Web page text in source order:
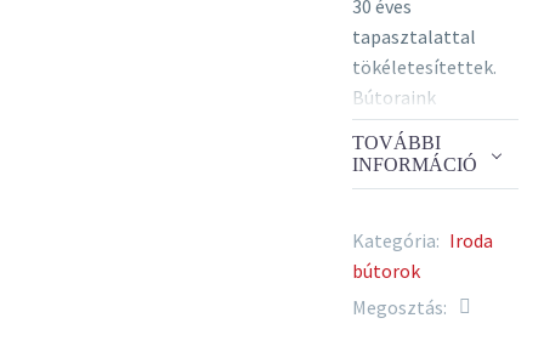
30 éves
tapasztalattal
tökéletesítettek.
Bútoraink
korszerű
gépsorokon, a
környezetvédelmi
maximális
betartása
mellett
TOVÁBBI
INFORMÁCIÓ
Kategória: Iroda
bútorok
Megosztás: